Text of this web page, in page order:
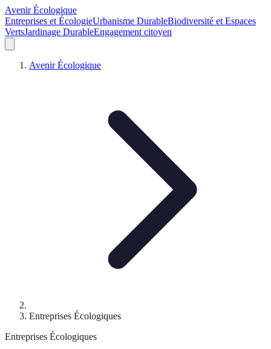
Avenir Écologique
Entreprises et ÉcologieUrbanisme DurableBiodiversité et Espaces
VertsJardinage DurableEngagement citoyen
Avenir Écologique
Entreprises Écologiques
Entreprises Écologiques